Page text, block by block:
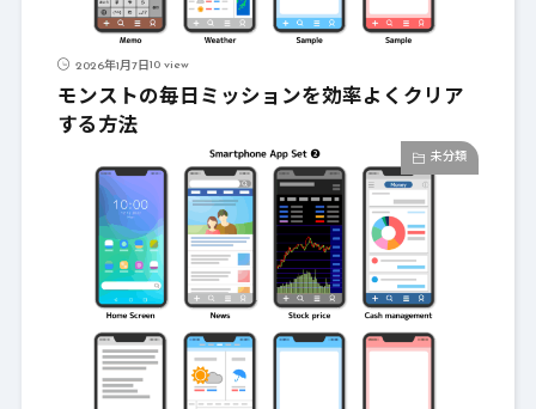
2026年1月7日10 view
モンストの毎日ミッションを効率よくクリア
する方法
未分類